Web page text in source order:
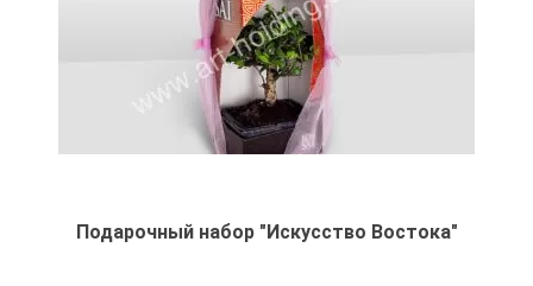
Подарочный набор "Искусство Востока"